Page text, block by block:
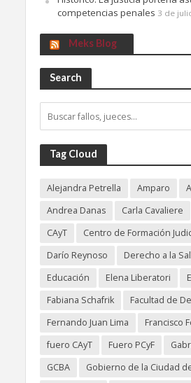
competencias penales 3 de
Meks Blog
Search
Tag Cloud
Alejandra Petrella Amparo
Andrea Danas
Carla Cavaliere
CAyT
Centro de Formación
Darío Reynoso
Derecho a la
Educación
Elena Liberatori
Fabiana Schafrik
Facultad de
Fernando Juan Lima
Francisco
fuero CAyT
Fuero PCyF
GCBA
Gobierno de la Ciudad